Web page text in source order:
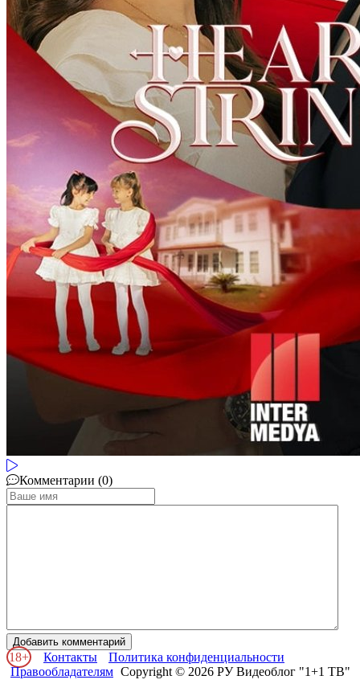
Комментарии (0)
Добавить комментарий
18+ Контакты
Политика конфиденциальности
Правообладателям Copyright © 2026 РУ Видеоблог "1+1 ТВ"